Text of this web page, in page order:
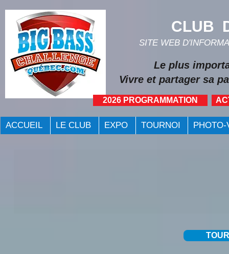
CLUB
SITE WEB
Vivre et partager sa
2026 PROGRAMMATION
Le plus
ACCUEIL LE CLUB EXPO TOURNOI PHOTO-